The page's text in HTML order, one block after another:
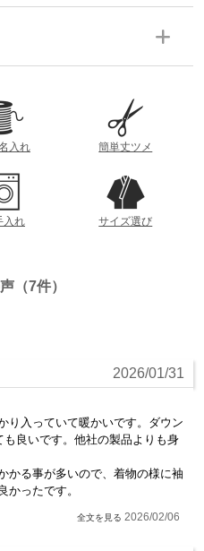
さ
入れ 簡単丈ツメ
入れ サイズ選び
（7件）
2026/01/31
り入っていて暖かいです。ダウン
良いです。他社の製品よりも身
かる事が多いので、着物の様に袖
かったです。
2026/02/06